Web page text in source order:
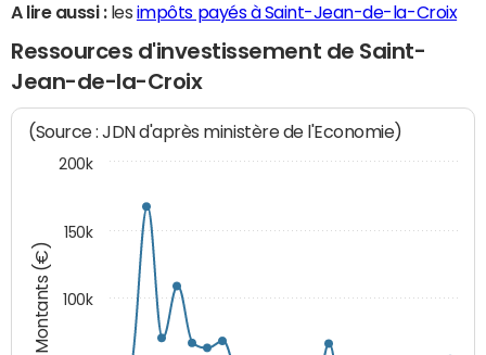
A lire aussi :les impôts payés à Saint-Jean-de-la-Croix
Ressources d'investissement de Saint-
Jean-de-la-Croix
Montants (€)
(Source : JDN d'après ministère de l'Economie)
100k
150k
200k